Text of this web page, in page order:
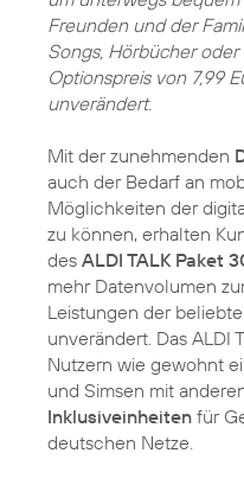
Freunden und der
Songs, Hörbücher
Optionspreis von 7,99
unverändert.
Mit der zunehmenden
auch der Bedarf an
Möglichkeiten der
zu können, erhalten
des ALDI TALK Paket
mehr Datenvolumen
Leistungen der
unverändert. Das ALDI
Nutzern wie gewohnt
und Simsen mit
Inklusiveinheiten für
deutschen Netze.